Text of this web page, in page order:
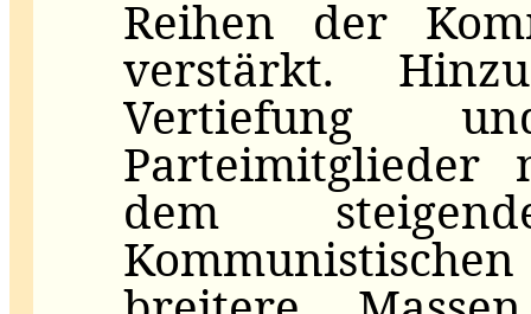
Reihen der
verstärkt.
Vertiefung
dem